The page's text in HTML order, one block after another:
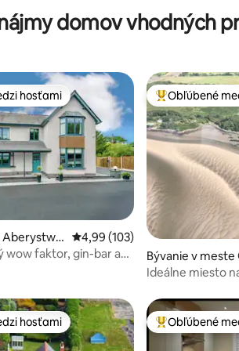
domov vhodných
počet hodnotení: 100
medzi hosťami
hosťami
Aberystwy
Priemerné ohodnotenie 4,99
4,99 (103)
wow faktor, gin-bar a
Obľúbené
Bývanie v
Ideálne miesto
medzi hosťami
hosťami Obľúbené